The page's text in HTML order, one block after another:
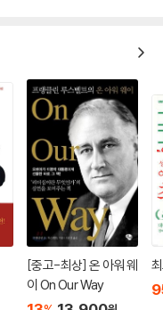
토 시치헤이가 『제왕학』
는 대로 소유하고 소비한다.
럼 버리고 독주한다.
린다.
열심히 일하면 반드시 성
짓지 못하고 팽개친다.
와 눈이 가려진 것을 모르
[중고-최상] 온 아워 웨
이 On Our Way